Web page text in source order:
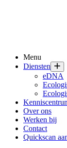
Menu
Diensten
eDNA
Over ons
Werken bij
Contact
Quickscan